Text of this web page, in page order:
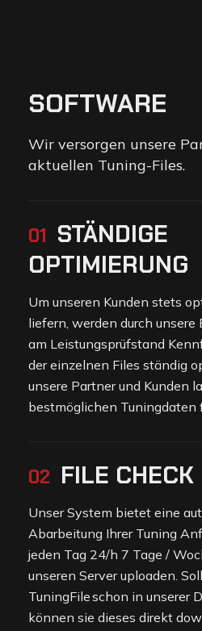
SOFTWARE
Wir versorgen unsere
aktuellen Tuning-Files.
01 STÄNDIGE
OPTIMIERUNG
Um unseren Kunden stets
liefern, werden durch
am Leistungsprüfstand
der einzelnen Files ständig
unsere Partner und Kunden
bestmöglichen Tuningdaten
02 FILE CHECK
Unser System bietet eine
Abarbeitung Ihrer Tuning
jeden Tag 24/h 7 Tage /
unseren Server uploaden.
TuningFile schon in unserer
können sie dieses direkt